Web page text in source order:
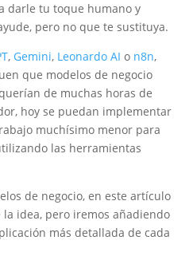
darle tu toque humano y
pero no que te sustituya.
, Gemini, Leonardo AI o n8n,
que modelos de negocio
de muchas horas de
hoy se puedan implementar
muchísimo menor para
las herramientas
de negocio, en este artículo
idea, pero iremos añadiendo
más detallada de cada